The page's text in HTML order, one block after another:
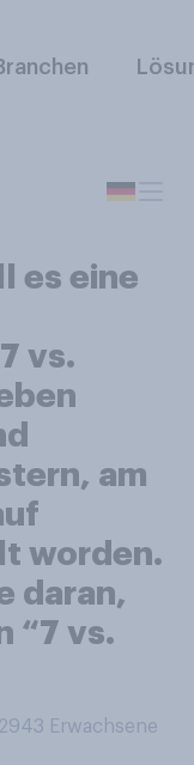
es eine
vs.
am
worden.
daran,
“7 vs.
Erwachsene